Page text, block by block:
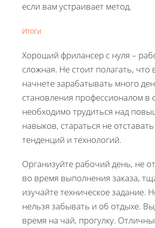
если вам устраивает метод.
Итоги
Хороший фрилансер с нуля –
сложная. Не стоит полагать, что
начнете зарабатывать много
становления профессионалом в
необходимо трудиться над
навыков, стараться не
тенденций и технологий.
Организуйте рабочий день, не
во время выполнения заказа,
изучайте техническое задание.
нельзя забывать и об отдыхе.
время на чай, прогулку.